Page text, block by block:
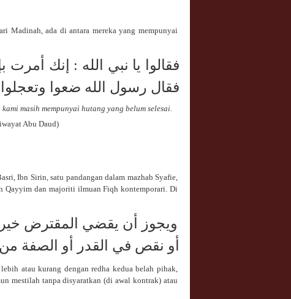
Madinah, ada di antara mereka yang mempunyai
فقالوا يا نبي الله : إنك
فقال رسول الله ضعوا وتعجلوا
masih mempunyai hutang yang belum selesai.
Abu Daud)
Ibn Sirin, satu pandangan dalam mazhab Syafie,
Qayyim dan majoriti ilmuan Fiqh kontemporari. Di
ويجوز أن يقضي المقترض خيرا
أو نقص في القدر أو الصفة
atau kurang dengan redha kedua belah pihak,
mestilah tanpa disyaratkan (di awal kontrak) atau